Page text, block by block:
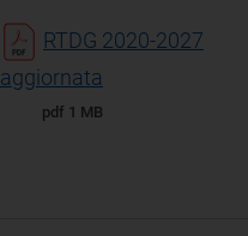
RTDG 2020-2027
aggiornata
pdf 1 MB